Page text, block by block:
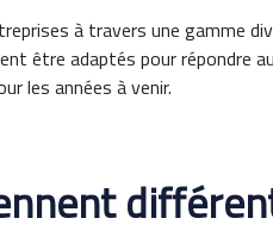
à travers une gamme
être adaptés pour répondre
les années à venir.